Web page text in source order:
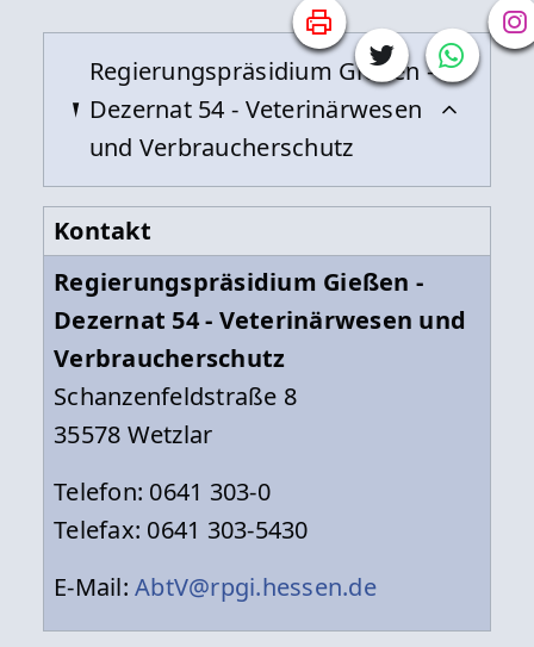
Regierungspräsidium Gießen -
Dezernat 54 - Veterinärwesen
und Verbraucherschutz
Kontakt
Regierungspräsidium Gießen -
Dezernat 54 - Veterinärwesen und
Verbraucherschutz
Schanzenfeldstraße 8
35578 Wetzlar
Telefon: 0641 303-0
Telefax: 0641 303-5430
E-Mail:AbtV@rpgi.hessen.de